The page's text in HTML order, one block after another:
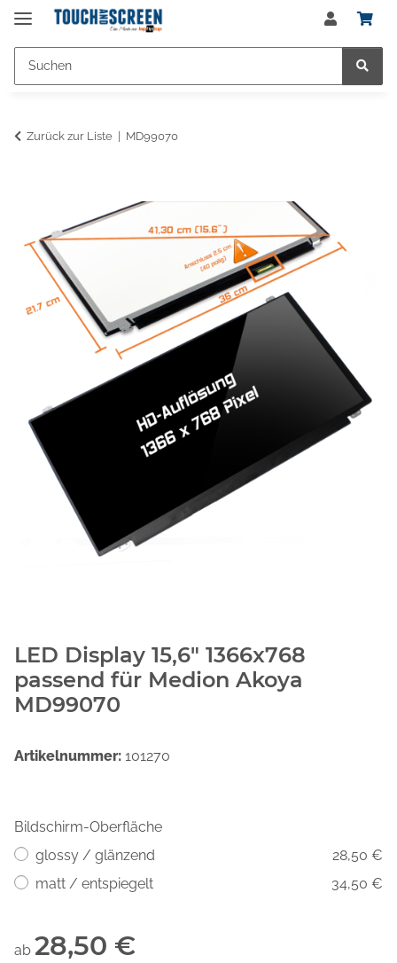
Zurück zur Liste MD99070
LED Display 15,6" 1366x768
passend für Medion Akoya
MD99070
Artikelnummer: 101270
Bildschirm-Oberfläche
glossy / glänzend
28,50 €
matt / entspiegelt
34,50 €
ab 28,50 €